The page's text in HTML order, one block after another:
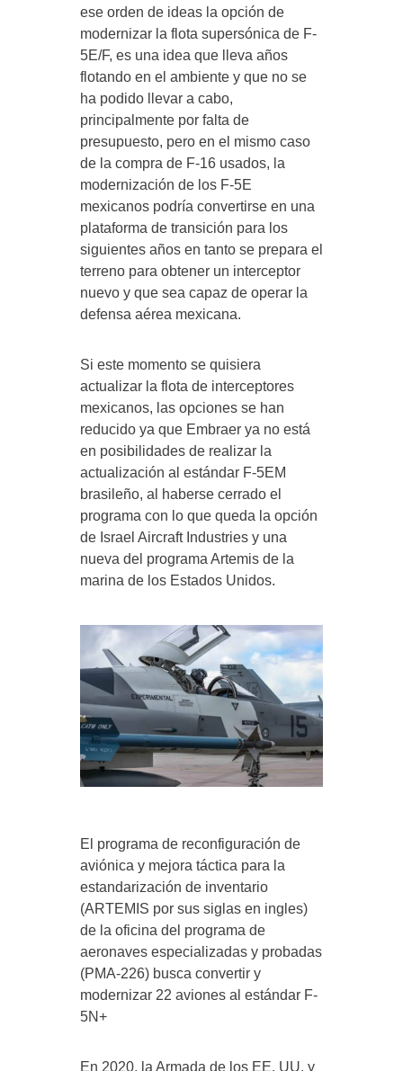
ese orden de ideas la opción de
modernizar la flota supersónica de F-
5E/F, es una idea que lleva años
flotando en el ambiente y que no se
ha podido llevar a cabo,
principalmente por falta de
presupuesto, pero en el mismo caso
de la compra de F-16 usados, la
modernización de los F-5E
mexicanos podría convertirse en una
plataforma de transición para los
siguientes años en tanto se prepara el
terreno para obtener un interceptor
nuevo y que sea capaz de operar la
defensa aérea mexicana.
Si este momento se quisiera
actualizar la flota de interceptores
mexicanos, las opciones se han
reducido ya que Embraer ya no está
en posibilidades de realizar la
actualización al estándar F-5EM
brasileño, al haberse cerrado el
programa con lo que queda la opción
de Israel Aircraft Industries y una
nueva del programa Artemis de la
marina de los Estados Unidos.
El programa de reconfiguración de
aviónica y mejora táctica para la
estandarización de inventario
(ARTEMIS por sus siglas en ingles)
de la oficina del programa de
aeronaves especializadas y probadas
(PMA-226) busca convertir y
modernizar 22 aviones al estándar F-
5N+
En 2020, la Armada de los EE. UU. y